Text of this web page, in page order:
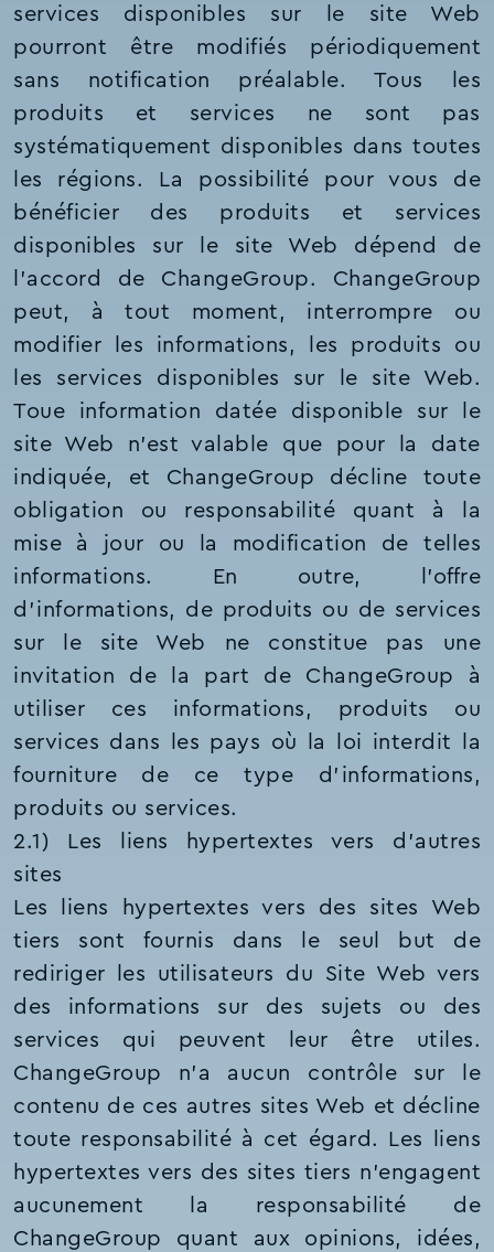
services disponibles sur le site Web
pourront être modifiés périodiquement
sans notification préalable. Tous les
produits et services ne sont pas
systématiquement disponibles dans toutes
les régions. La possibilité pour vous de
bénéficier des produits et services
disponibles sur le site Web dépend de
l’accord de ChangeGroup. ChangeGroup
peut, à tout moment, interrompre ou
modifier les informations, les produits ou
les services disponibles sur le site Web.
Toue information datée disponible sur le
site Web n’est valable que pour la date
indiquée, et ChangeGroup décline toute
obligation ou responsabilité quant à la
mise à jour ou la modification de telles
informations. En outre, l’offre
d'informations, de produits ou de services
sur le site Web ne constitue pas une
invitation de la part de ChangeGroup à
utiliser ces informations, produits ou
services dans les pays où la loi interdit la
fourniture de ce type d'informations,
produits ou services.
2.1) Les liens hypertextes vers d’autres
sites
Les liens hypertextes vers des sites Web
tiers sont fournis dans le seul but de
rediriger les utilisateurs du Site Web vers
des informations sur des sujets ou des
services qui peuvent leur être utiles.
ChangeGroup n’a aucun contrôle sur le
contenu de ces autres sites Web et décline
toute responsabilité à cet égard. Les liens
hypertextes vers des sites tiers n’engagent
aucunement la responsabilité de
ChangeGroup quant aux opinions, idées,